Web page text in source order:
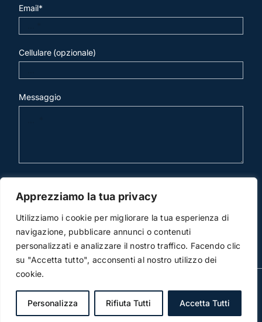
Apprezziamo la tua privacy
Utilizziamo i cookie per migliorare la tua esperienza di
navigazione, pubblicare annunci o contenuti
personalizzati e analizzare il nostro traffico. Facendo clic
su "Accetta tutto", acconsenti al nostro utilizzo dei
cookie.
Personalizza Rifiuta Tutti Accetta Tutti
Email*
Cellulare (opzionale)
Messaggio
invia mail
© Copyright 2012 -2022 | Studio Legale Scicchitano |
All Rights Reserved | Powered by3DWorks